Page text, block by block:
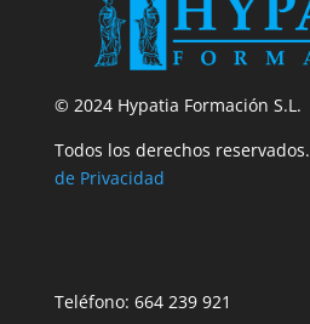
© 2024 Hypatia Formación S.L.
Todos los derechos reservados.
de Privacidad
Teléfono: 664 239 921